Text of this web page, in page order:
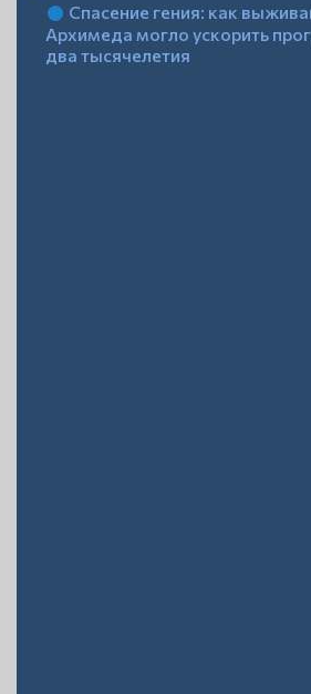
Спасение гения: как
Архимеда могло ускорить
два тысячелетия